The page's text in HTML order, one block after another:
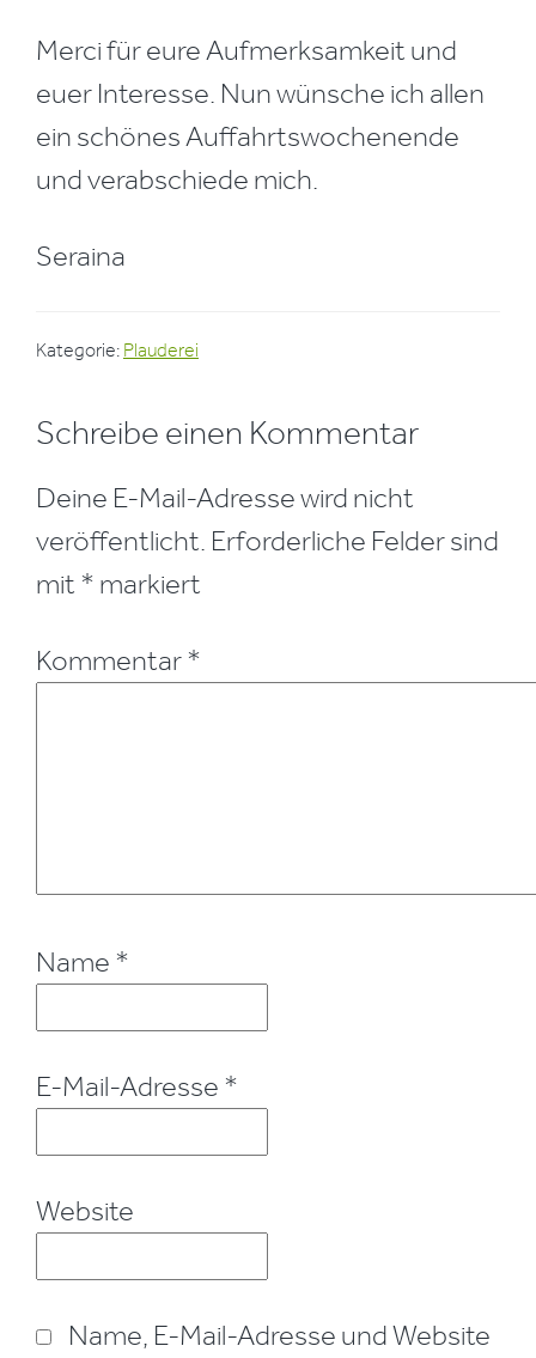
Merci für eure Aufmerksamkeit und
euer Interesse. Nun wünsche ich allen
ein schönes Auffahrtswochenende
und verabschiede mich.
Seraina
Kategorie: Plauderei
Leser-
Schreibe einen Kommentar
Deine E-Mail-Adresse wird nicht
veröffentlicht. Erforderliche Felder sind
mit * markiert
Kommentar *
Name *
E-Mail-Adresse *
Website
Name, E-Mail-Adresse und Website